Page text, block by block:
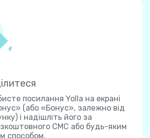
посилання Yolla на екрані
(або «Бонус», залежно від
і надішліть його за
СМС або будь-яким
способом.